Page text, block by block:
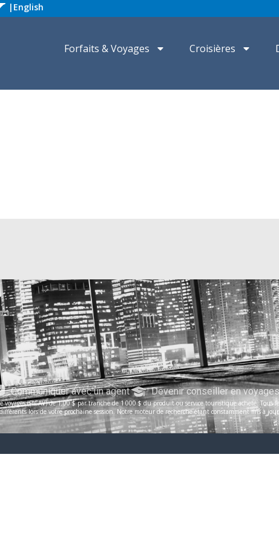
| English
Forfaits & Voyages Croisières
Communiquer avec un agent Devenir conseiller en voyages
(FICAV) de 1,00 $ par tranche de 1 000 $ du produit ou service touristique acheté. Tous
lors de votre prochaine session. Notre moteur de recherche étant constamment mis à